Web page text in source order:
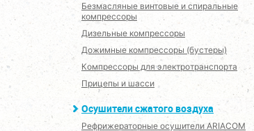
Безмасляные винтовые и спиральные
компрессоры
Дизельные компрессоры
Дожимные компрессоры (бустеры)
Компрессоры для электротранспорта
Прицепы и шасси
Осушители сжатого воздуха
Рефрижераторные осушители ARIACOM